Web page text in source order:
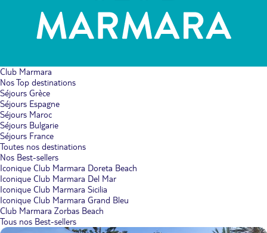
Club Marmara
Nos Top destinations
Séjours Grèce
Séjours Espagne
Séjours Maroc
Séjours Bulgarie
Séjours France
Toutes nos destinations
Nos Best-sellers
Iconique Club Marmara Doreta Beach
Iconique Club Marmara Del Mar
Iconique Club Marmara Sicilia
Iconique Club Marmara Grand Bleu
Club Marmara Zorbas Beach
Tous nos Best-sellers